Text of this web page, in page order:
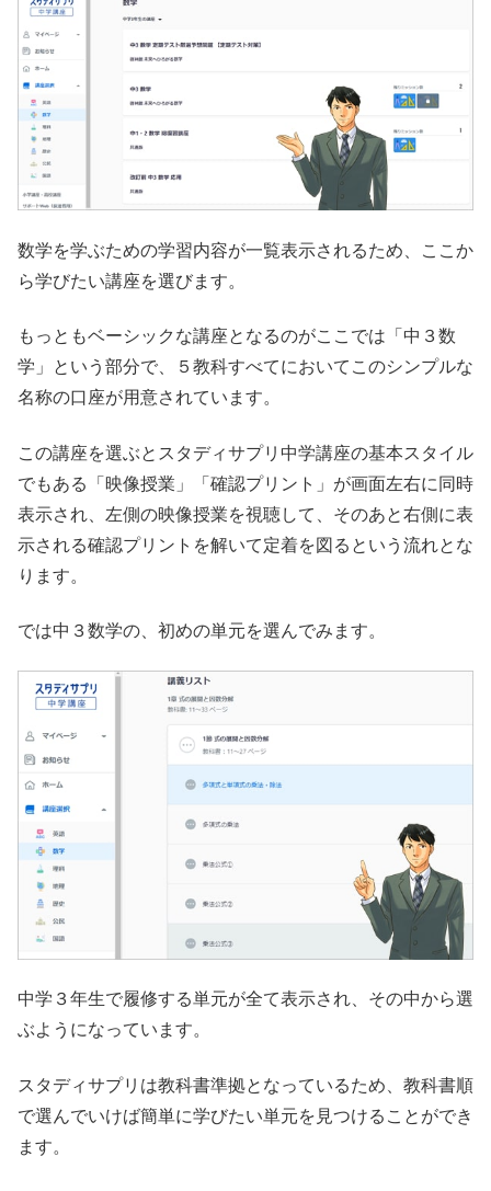
数学を学ぶための学習内容が一覧表示されるため、ここか
ら学びたい講座を選びます。
もっともベーシックな講座となるのがここでは「中３数
学」という部分で、５教科すべてにおいてこのシンプルな
名称の口座が用意されています。
この講座を選ぶとスタディサプリ中学講座の基本スタイル
でもある「映像授業」「確認プリント」が画面左右に同時
表示され、左側の映像授業を視聴して、そのあと右側に表
示される確認プリントを解いて定着を図るという流れとな
ります。
では中３数学の、初めの単元を選んでみます。
中学３年生で履修する単元が全て表示され、その中から選
ぶようになっています。
スタディサプリは教科書準拠となっているため、教科書順
で選んでいけば簡単に学びたい単元を見つけることができ
ます。